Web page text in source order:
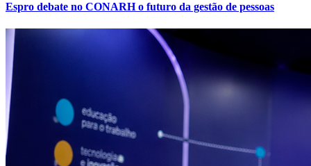
Sport
Espro debate no CONARH o futuro da gestão de pessoas